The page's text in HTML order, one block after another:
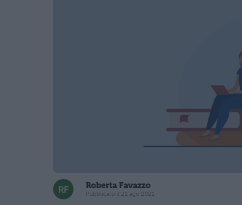
Roberta Favazzo
Pubblicato il 21 ago 2021